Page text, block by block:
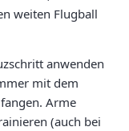
weiten Flugball
anwenden
mit dem
Arme
(auch bei